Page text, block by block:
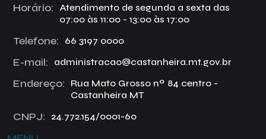
Horário:
Atendimento de segunda a sexta das
07:00 às 11:00 - 13:00 às 17:00
Telefone: 66 3197 0000
E-mail: administracao@castanheira.mt.gov.br
Endereço:
Rua Mato Grosso nº 84 centro -
Castanheira MT
CNPJ: 24.772.154/0001-60